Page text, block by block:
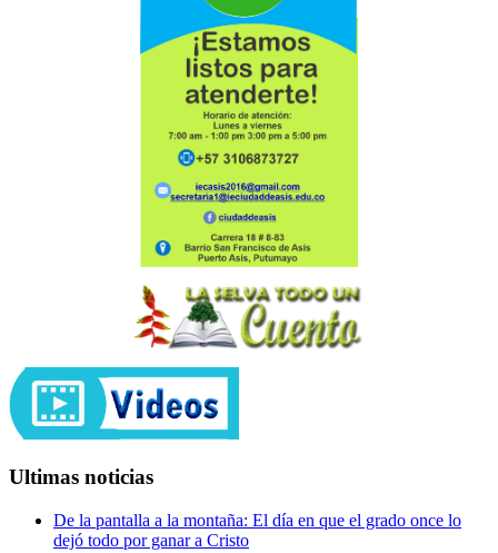
Ultimas noticias
De la pantalla a la montaña: El día en que el grado once lo
dejó todo por ganar a Cristo